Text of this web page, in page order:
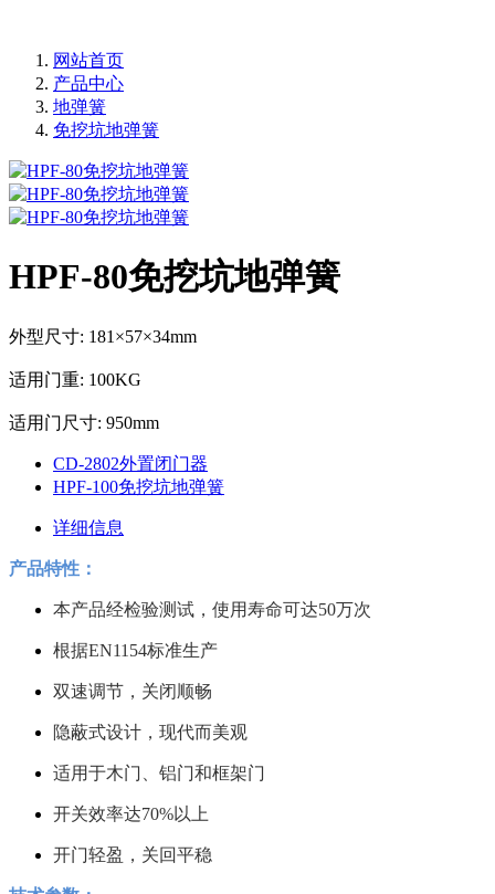
网站首页
产品中心
地弹簧
免挖坑地弹簧
HPF-80免挖坑地弹簧
外型尺寸: 181×57×34mm
适用门重: 100KG
适用门尺寸: 950mm
CD-2802外置闭门器
HPF-100免挖坑地弹簧
详细信息
产品特性：
本产品经检验测试，使用寿命可达50万次
根据EN1154标准生产
双速调节，关闭顺畅
隐蔽式设计，现代而美观
适用于木门、铝门和框架门
开关效率达70%以上
开门轻盈，关回平稳